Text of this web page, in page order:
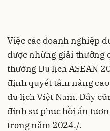
Việc các doanh nghiệp
được những giải thưởng
thưởng Du lịch ASEAN
định quyết tâm nâng
du lịch Việt Nam. Đây
định sự phục hồi ấn
trong năm 2024./.